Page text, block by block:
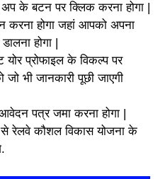
के बटन पर क्लिक करना होगा |
होगा जहां आपको अपना
होगा |
प्रोफाइल के विकल्प पर
भी जानकारी पूछी जाएगी
पत्र जमा करना होगा |
रेलवे कौशल विकास योजना के